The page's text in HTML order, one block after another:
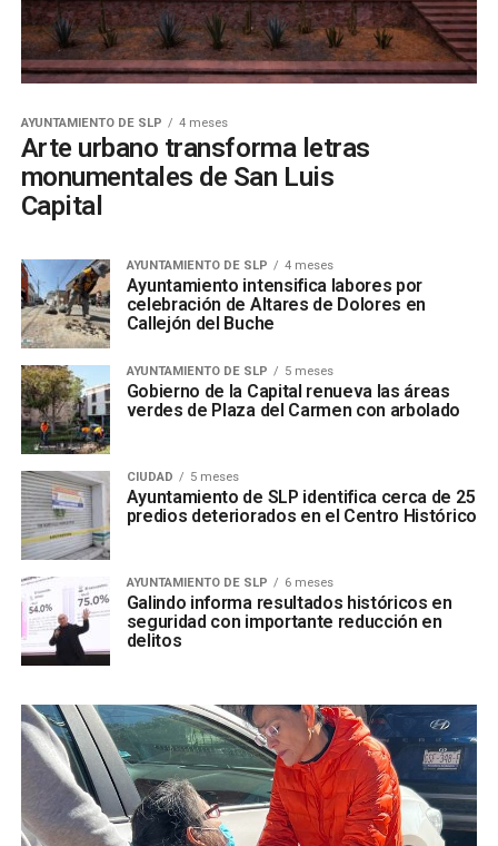
AYUNTAMIENTO DE SLP 4 meses
Arte urbano transforma letras
monumentales de San Luis
Capital
AYUNTAMIENTO DE SLP 4 meses
Ayuntamiento intensifica labores por
celebración de Altares de Dolores en
Callejón del Buche
AYUNTAMIENTO DE SLP 5 meses
Gobierno de la Capital renueva las áreas
verdes de Plaza del Carmen con arbolado
CIUDAD 5 meses
Ayuntamiento de SLP identifica cerca de 25
predios deteriorados en el Centro Histórico
AYUNTAMIENTO DE SLP 6 meses
Galindo informa resultados históricos en
seguridad con importante reducción en
delitos